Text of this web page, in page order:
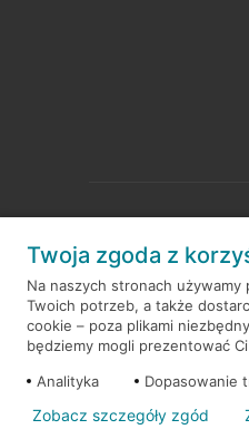
© 2026 Credit Agricole
Twoja zgoda z
Na naszych stronach
Twoich potrzeb, a także
cookie – poza plikami
będziemy mogli prezentować
Analityka
Dopasowanie
Zobacz szczegóły zgód